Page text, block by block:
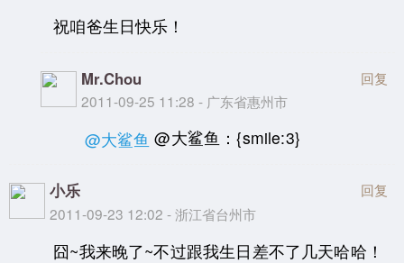
祝咱爸生日快乐！
Mr.Chou
2011-09-25 11:28 - 广东省惠州市
回复
@大鲨鱼 @大鲨鱼：{smile:3}
小乐
2011-09-23 12:02 - 浙江省台州市
回复
囧~我来晚了~不过跟我生日差不了几天哈哈！